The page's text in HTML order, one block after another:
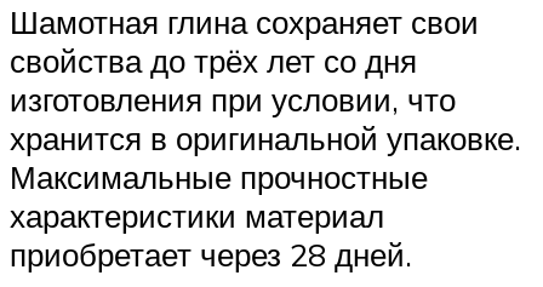
Шамотная глина сохраняет свои
свойства до трёх лет со дня
изготовления при условии, что
хранится в оригинальной упаковке.
Максимальные прочностные
характеристики материал
приобретает через 28 дней.